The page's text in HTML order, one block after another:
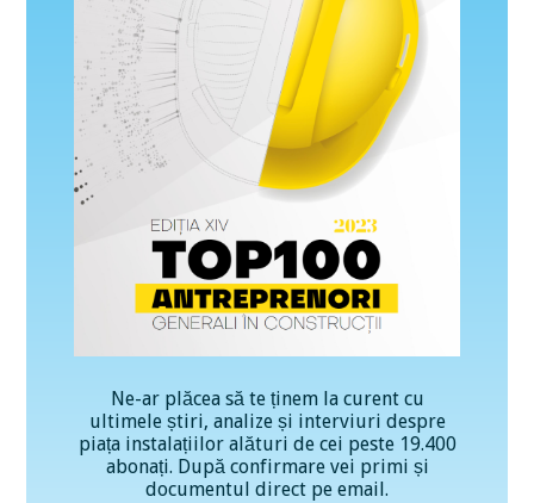
Ne-ar plăcea să te ținem la curent cu
ultimele știri, analize și interviuri despre
piața instalațiilor alături de cei peste 19.400
abonați. După confirmare vei primi și
documentul direct pe email.